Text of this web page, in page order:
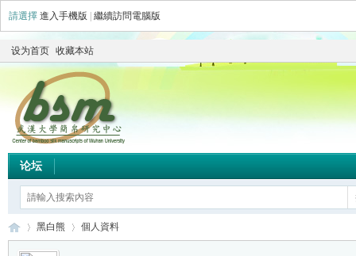
請選擇 進入手機版 繼續訪問電腦版
设为首页 收藏本站
论坛
黑白熊 個人資料